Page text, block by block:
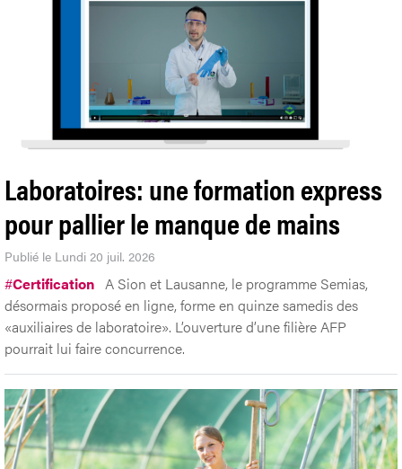
Laboratoires: une formation express
pour pallier le manque de mains
Publié le Lundi 20 juil. 2026
#Certification A Sion et Lausanne, le programme Semias,
désormais proposé en ligne, forme en quinze samedis des
«auxiliaires de laboratoire». L’ouverture d’une filière AFP
pourrait lui faire concurrence.